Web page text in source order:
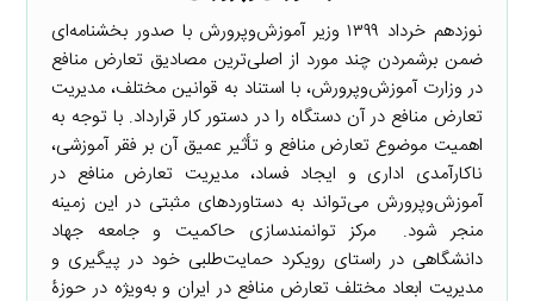
نوزدهم خرداد ۱۳۹۹ وزیر آموزش‌وپرورش با صدور بخشنامه‌ای
ضمن برشمردن چند مورد از اصلی‌ترین مصادیق تعارض منافع
در وزارت آموزش‌وپرورش، با استناد به قوانین مختلف، مدیریت
تعارض منافع در آن دستگاه را در دستور کار قرارداد. با توجه به
اهمیت موضوع تعارض منافع و تأثیر عمیق آن بر فقر آموزشی،
ناکارآمدی اداری و ایجاد فساد، مدیریت تعارض منافع در
آموزش‌وپرورش می‌تواند به دستاوردهای مثبتی در این زمینه
منجر شود. مرکز توانمندسازی حاکمیت و جامعه جهاد
دانشگاهی در راستای رویکرد حمایت‌طلبی خود در پیگیری و
مدیریت ابعاد مختلف تعارض منافع در ایران و به‌ویژه در حوزۀ